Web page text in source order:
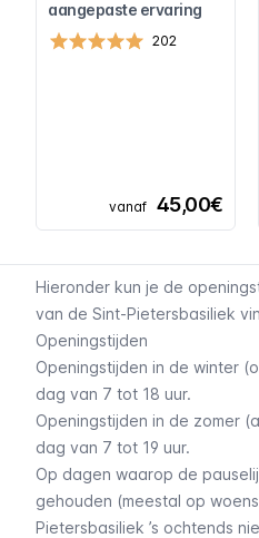
aangepaste ervaring
202
vanaf 45,00€
Hieronder kun je de
van de Sint-Pietersbasiliek
Openingstijden
Openingstijden in de winter
dag van 7 tot 18 uur.
Openingstijden in de zomer
dag van 7 tot 19 uur.
Op dagen waarop de
gehouden (meestal op
Pietersbasiliek ’s ochtends